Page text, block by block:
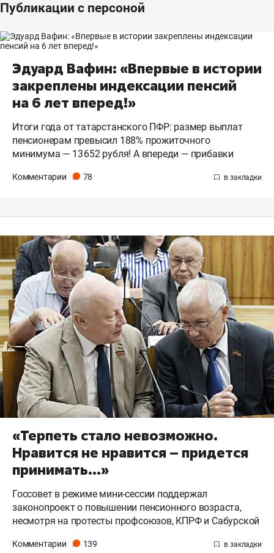
Публикации с персоной
Эдуард Вафин: «Впервые в истории
закреплены индексации пенсий
на 6 лет вперед!»
Итоги года от татарстанского ПФР: размер выплат
пенсионерам превысил 188% прожиточного
минимума — 13 652 рубля! А впереди — прибавки
Комментарии 78
«Терпеть стало невозможно.
Нравится не нравится – придется
принимать...»
Госсовет в режиме мини-сессии поддержал
законопроект о повышении пенсионного возраста,
несмотря на протесты профсоюзов, КПРФ и Сабурской
Комментарии 139